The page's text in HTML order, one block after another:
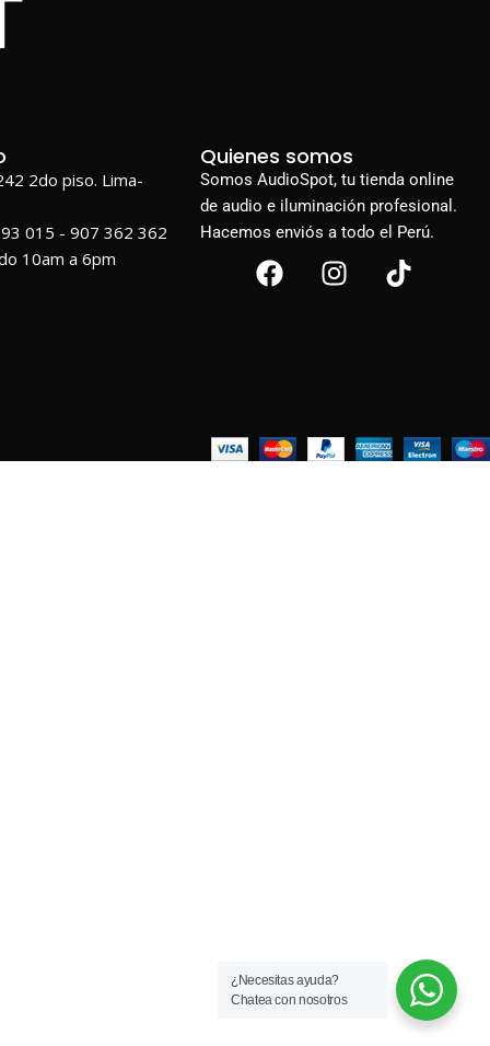
2do piso. Lima-
015 - 907 362 362
10am a 6pm
Quienes somos
Somos AudioSpot, tu tienda online
de audio e iluminación profesional.
Hacemos enviós a todo el Perú.
¿Necesitas ayuda?
Chatea con nosotros